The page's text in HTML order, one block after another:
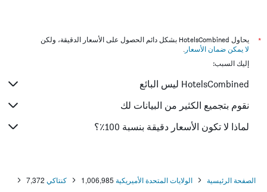
*
يحاول HotelsCombined بشكل دائم الحصول على الأسعار الدقيقة، ولكن
لا يمكن ضمان الأسعار .
إليك السبب:
HotelsCombined ليس البائع
نقوم بتجميع الكثير من البيانات لك
لماذا لا تكون الأسعار دقيقة بنسبة 100٪؟
الصفحة الرئيسية الولايات المتحدة الأميريكية 1,006,985 كنتاكي 7,372